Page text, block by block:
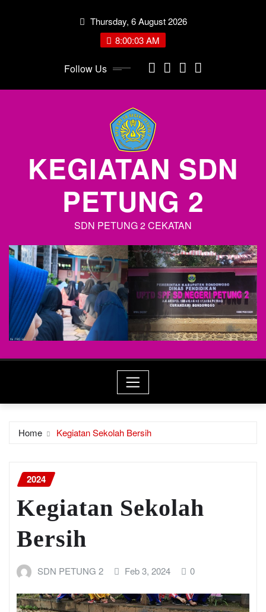
Thursday, 6 August 2026
8:00:04 AM
Follow Us
KEGIATAN SDN
PETUNG 2
SDN PETUNG 2 CEKATAN
Home Kegiatan Sekolah Bersih
2024
Kegiatan Sekolah
Bersih
SDN PETUNG 2 Feb 3, 2024 0